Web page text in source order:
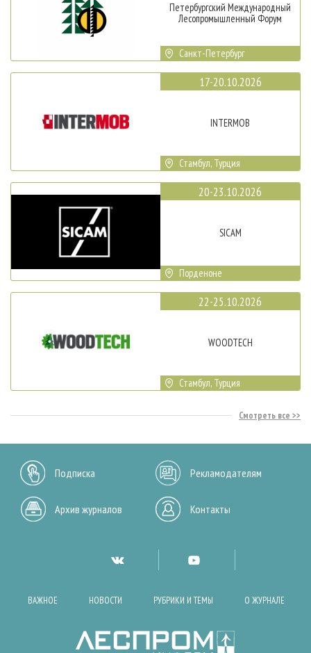
Петербургский Международный
Лесопромышленный Форум
Санкт-Петербург
17-20.10.2026
INTERMOB
Стамбул, Турция
20-23.10.2026
SICAM
Порденоне
22-25.10.2026
WOODTECH
Стамбул, Турция
Смотреть все
Подписка Рекламодателям
Архив журналов Контакты
ВАЖНОЕ НОВОСТИ РУБРИКИ И ТЕМЫ О ЖУРНАЛЕ